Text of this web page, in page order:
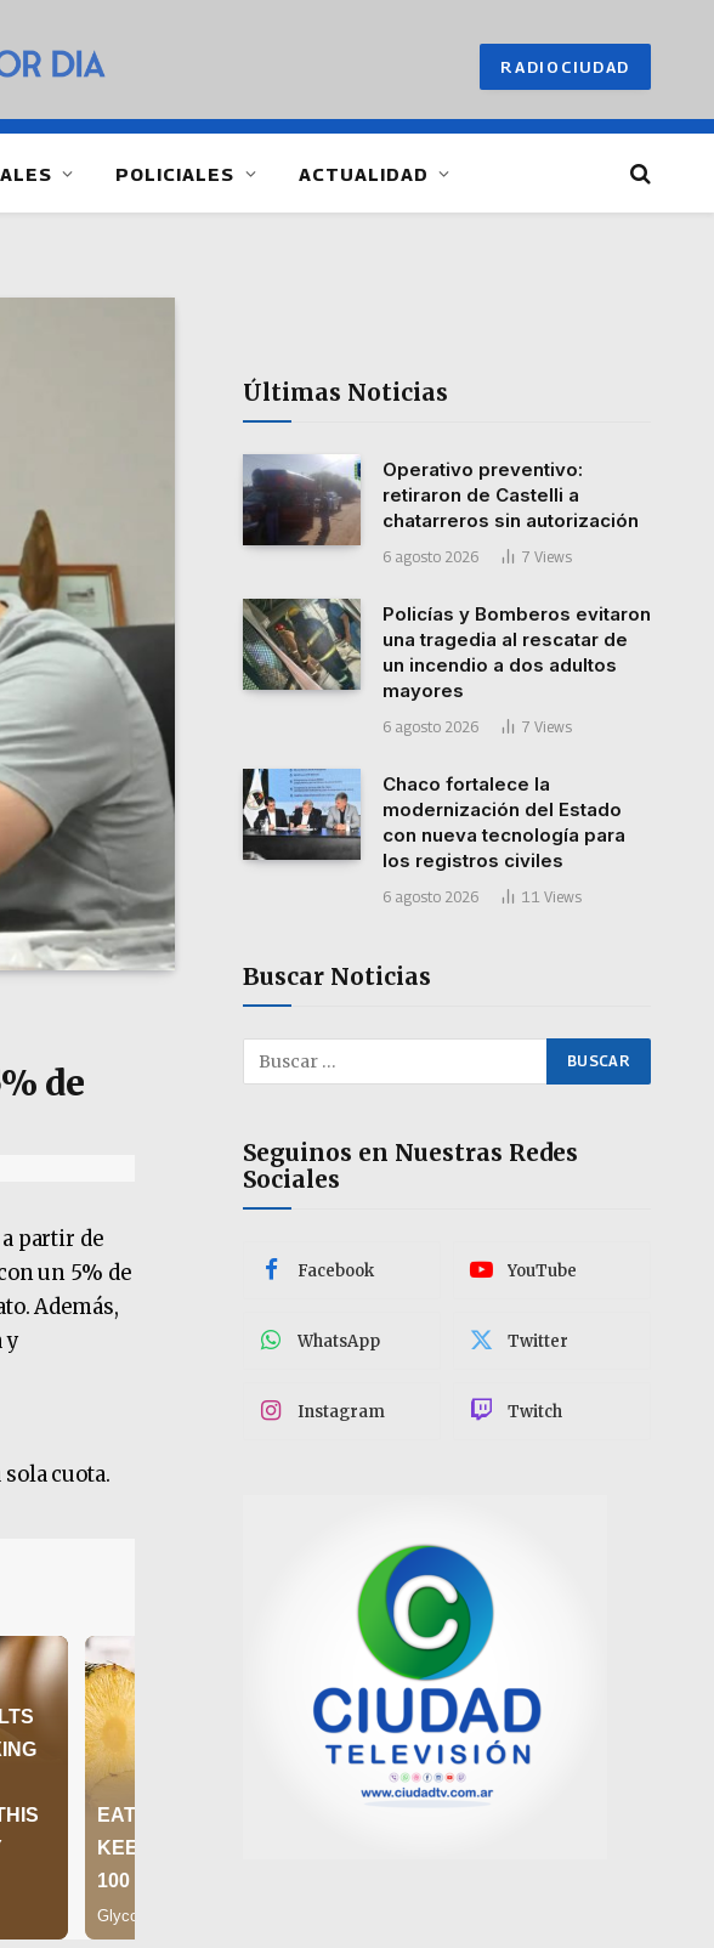
RADIOCIUDAD
POLICIALES ACTUALIDAD
de
partir de
un 5% de
Además,
y
cuota.
Últimas Noticias
Operativo preventivo:
retiraron de Castelli a
chatarreros sin autorización
6 agosto 2026 7 Views
Policías y Bomberos evitaron
una tragedia al rescatar de
un incendio a dos adultos
mayores
6 agosto 2026 7 Views
Chaco fortalece la
modernización del Estado
con nueva tecnología para
los registros civiles
6 agosto 2026 11 Views
Buscar Noticias
Seguinos en Nuestras Redes
Sociales
Facebook YouTube
WhatsApp Twitter
Instagram Twitch